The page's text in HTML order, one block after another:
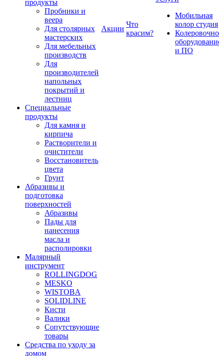
продукты
Пробники и
веера
Для столярных
мастерских
Для мебельных
производств
Для
производителей
напольных
покрытий и
лестниц
Специальные
продукты
Для камня и
кирпича
Растворители и
очистители
Восстановитель
цвета
Грунт
Абразивы и
подготовка
поверхностей
Абразивы
Пады для
нанесения
масла и
располировки
Малярный
инструмент
ROLLINGDOG
MESKO
WISTOBA
SOLIDLINE
Кисти
Валики
Сопутствующие
товары
Средства по уходу за
домом
Акции
Что
красим?
Мобильная
колор студия
и ПО